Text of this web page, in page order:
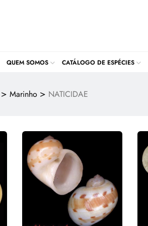
QUEM SOMOS CATÁLOGO DE ESPÉCIES
> Marinho > NATICIDAE